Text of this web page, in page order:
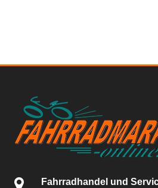
Fahrradhandel und